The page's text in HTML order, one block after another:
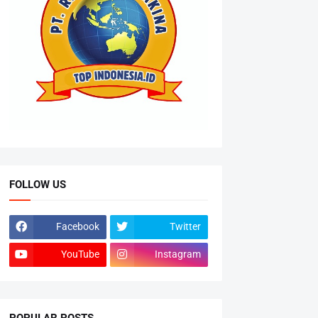
FOLLOW US
Facebook Twitter
YouTube Instagram